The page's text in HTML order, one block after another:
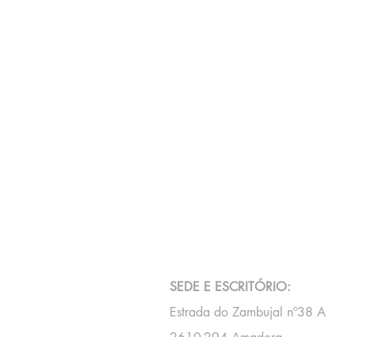
SEDE E ESCRITÓRIO:
Estrada do Zambujal nº38 A